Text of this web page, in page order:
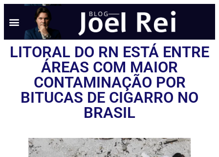
LITORAL DO RN ESTÁ ENTRE
ÁREAS COM MAIOR
CONTAMINAÇÃO POR
BITUCAS DE CIGARRO NO
BRASIL